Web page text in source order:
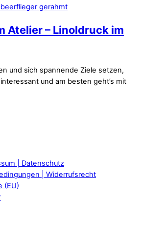
Atelier – Linoldruck im
und sich spannende Ziele setzen,
und am besten geht’s mit
| Datenschutz
| Widerrufsrecht
(EU)